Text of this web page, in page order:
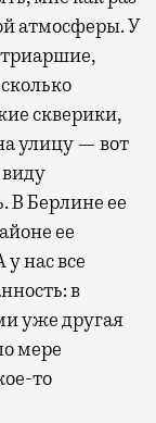
атмосферы. У
скверики,
улицу — вот
В Берлине ее
ее
нас все
в
уже другая
мере
то